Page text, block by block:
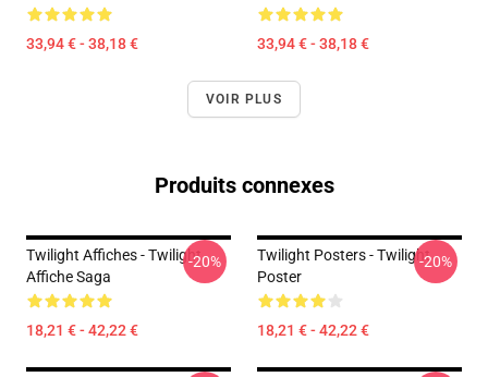
33,94 € - 38,18 € 33,94 € - 38,18 €
VOIR PLUS
Produits connexes
Twilight Affiches - Twilight
Affiche Saga
18,21 € - 42,22 €
-20%
Twilight Posters - Twilight
Poster
18,21 € - 42,22 €
-20%